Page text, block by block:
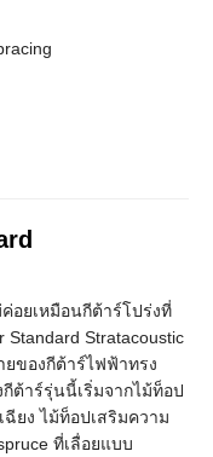
อยเหมือนกีต้าร์โปร่งที่
Standard Stratacoustic
ยของกีต้าร์ไฟฟ้าทรง
ต้าร์รุ่นนี้เริ่มจากไม้ท็อป
ฉียง ไม้ท็อปเสริมความ
ที่เลื่อยแบบ